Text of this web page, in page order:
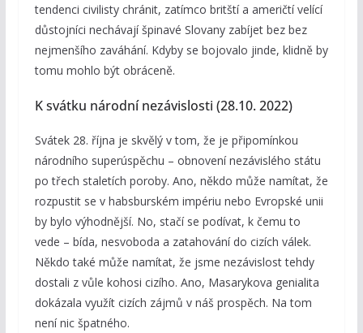
tendenci civilisty chránit, zatímco britští a američtí velící
důstojníci nechávají špinavé Slovany zabíjet bez bez
nejmenšího zaváhání. Kdyby se bojovalo jinde, klidně by
tomu mohlo být obráceně.
K svátku národní nezávislosti (28.10. 2022)
Svátek 28. října je skvělý v tom, že je připomínkou
národního superúspěchu – obnovení nezávislého státu
po třech staletích poroby. Ano, někdo může namítat, že
rozpustit se v habsburském impériu nebo Evropské unii
by bylo výhodnější. No, stačí se podívat, k čemu to
vede – bída, nesvoboda a zatahování do cizích válek.
Někdo také může namítat, že jsme nezávislost tehdy
dostali z vůle kohosi cizího. Ano, Masarykova genialita
dokázala využít cizích zájmů v náš prospěch. Na tom
není nic špatného.